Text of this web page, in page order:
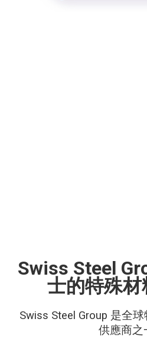
Swiss Steel
士的特殊
Swiss Steel Group 是全
供應商之